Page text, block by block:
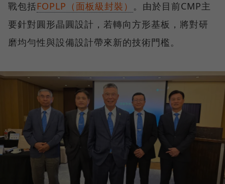
戰包括FOPLP（面板級封裝） 。由於目前CMP主
要針對圓形晶圓設計，若轉向方形基板，將對研
磨均勻性與設備設計帶來新的技術門檻。